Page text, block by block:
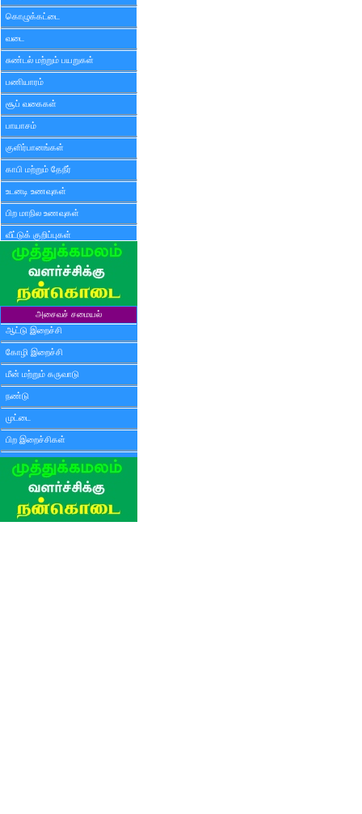
கொழுக்கட்டை
வடை
சுண்டல் மற்றும் பயறுகள்
பணியாரம்
சூப் வகைகள்
பாயாசம்
குளிர்பானங்கள்
காபி மற்றும் தேநீர்
உடனடி உணவுகள்
பிற மாநில உணவுகள்
வீட்டுக் குறிப்புகள்
அசைவச் சமையல்
ஆட்டு இறைச்சி
கோழி இறைச்சி
மீன் மற்றும் கருவாடு
நண்டு
முட்டை
பிற இறைச்சிகள்